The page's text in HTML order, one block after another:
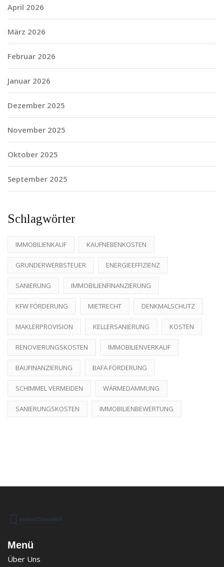
April 2026
März 2026
Februar 2026
Januar 2026
Dezember 2025
November 2025
Oktober 2025
September 2025
Schlagwörter
IMMOBILIENKAUF KAUFNEBENKOSTEN
GRUNDERWERBSTEUER ENERGIEEFFIZIENZ
SANIERUNG IMMOBILIENFINANZIERUNG
KFW FÖRDERUNG MIETRECHT DENKMALSCHUTZ
MAKLERPROVISION KELLERSANIERUNG KOSTEN
RENOVIERUNGSKOSTEN IMMOBILIENVERKAUF
BAUFINANZIERUNG BAFA FÖRDERUNG
SCHIMMEL VERMEIDEN WÄRMEDÄMMUNG
SANIERUNGSKOSTEN IMMOBILIENBEWERTUNG
Menü
Über Uns